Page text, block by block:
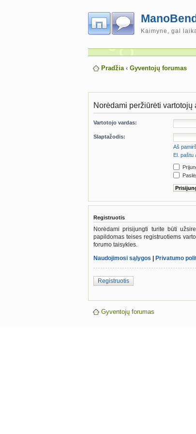
Kaimyne, gal
Pradžia ‹ Gyventojų forumas
Norėdami peržiūrėti
Vartotojo vardas:
Slaptažodis:
Aš
El. paštu
Registruotis
Norėdami prisijungti turite būti
papildomas teises registruotiems
forumo taisykles.
Naudojimosi sąlygos | Privatumo
Registruotis
Gyventojų forumas